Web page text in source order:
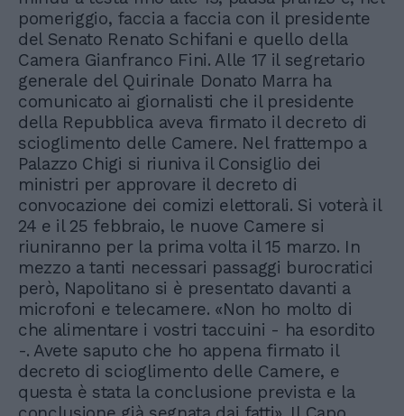
pomeriggio, faccia a faccia con il presidente
del Senato Renato Schifani e quello della
Camera Gianfranco Fini. Alle 17 il segretario
generale del Quirinale Donato Marra ha
comunicato ai giornalisti che il presidente
della Repubblica aveva firmato il decreto di
scioglimento delle Camere. Nel frattempo a
Palazzo Chigi si riuniva il Consiglio dei
ministri per approvare il decreto di
convocazione dei comizi elettorali. Si voterà il
24 e il 25 febbraio, le nuove Camere si
riuniranno per la prima volta il 15 marzo. In
mezzo a tanti necessari passaggi burocratici
però, Napolitano si è presentato davanti a
microfoni e telecamere. «Non ho molto di
che alimentare i vostri taccuini - ha esordito
-. Avete saputo che ho appena firmato il
decreto di scioglimento delle Camere, e
questa è stata la conclusione prevista e la